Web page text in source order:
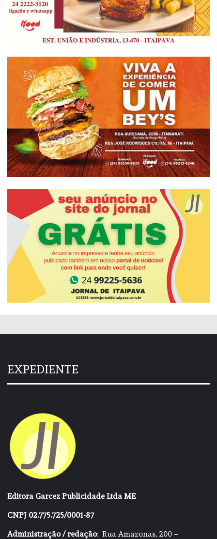
EXPEDIENTE
Editora Garcez Publicidade Ltda ME
CNPJ 02.775.725/0001-87
Administração / redação: Rua Amazonas, 200 –